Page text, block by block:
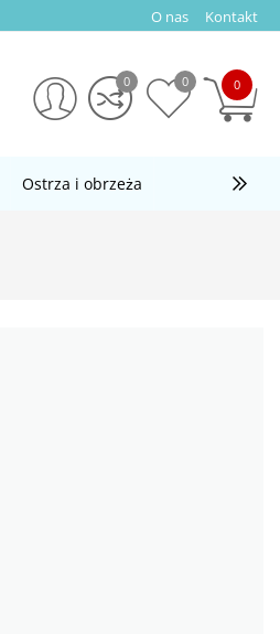
O nas Kontakt
0
0 0
Ostrza i obrzeża